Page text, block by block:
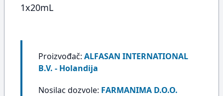
1x20mL
Proizvođač: ALFASAN INTERNATIONAL
B.V. - Holandija
Nosilac dozvole: FARMANIMA D.O.O.